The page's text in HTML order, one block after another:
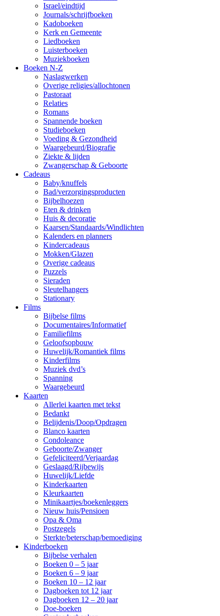
Israel/eindtijd
Journals/schrijfboeken
Kadoboeken
Kerk en Gemeente
Liedboeken
Luisterboeken
Muziekboeken
Boeken N-Z
Naslagwerken
Overige religies/allochtonen
Pastoraat
Relaties
Romans
Spannende boeken
Studieboeken
Voeding & Gezondheid
Waargebeurd/Biografie
Ziekte & lijden
Zwangerschap & Geboorte
Cadeaus
Baby/knuffels
Bad/verzorgingsproducten
Bijbelhoezen
Eten & drinken
Huis & decoratie
Kaarsen/Standaards/Windlichten
Kalenders en planners
Kindercadeaus
Mokken/Glazen
Overige cadeaus
Puzzels
Sieraden
Sleutelhangers
Stationary
Films
Bijbelse films
Documentaires/Informatief
Familiefilms
Geloofsopbouw
Huwelijk/Romantiek films
Kinderfilms
Muziek dvd’s
Spanning
Waargebeurd
Kaarten
Allerlei kaarten met tekst
Bedankt
Belijdenis/Doop/Opdragen
Blanco kaarten
Condoleance
Geboorte/Zwanger
Gefeliciteerd/Verjaardag
Geslaagd/Rijbewijs
Huwelijk/Liefde
Kinderkaarten
Kleurkaarten
Minikaartjes/boekenleggers
Nieuw huis/Pensioen
Opa & Oma
Postzegels
Sterkte/beterschap/bemoediging
Kinderboeken
Bijbelse verhalen
Boeken 0 – 5 jaar
Boeken 6 – 9 jaar
Boeken 10 – 12 jaar
Dagboeken tot 12 jaar
Dagboeken 12 – 20 jaar
Doe-boeken